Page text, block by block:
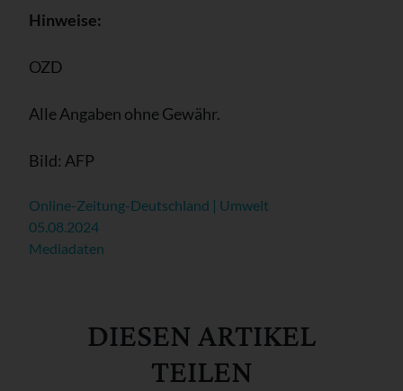
Hinweise:
OZD
Alle Angaben ohne Gewähr.
Bild: AFP
Online-Zeitung-Deutschland | Umwelt
05.08.2024
Mediadaten
DIESEN ARTIKEL
TEILEN